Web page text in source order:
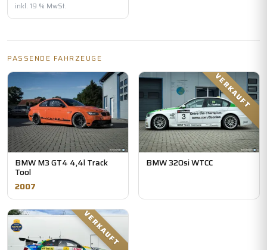
inkl. 19 % MwSt.
PASSENDE FAHRZEUGE
BMW M3 GT4 4,4l Track
Tool
2007
VERKAUFT
BMW 320si WTCC
VERKAUFT